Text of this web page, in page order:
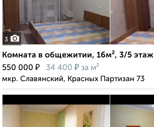
3
Комната в общежитии, 16м², 3/5 этаж
550 000 ₽ 34 400 ₽ за м²
мкр. Славянский, Красных Партизан 73